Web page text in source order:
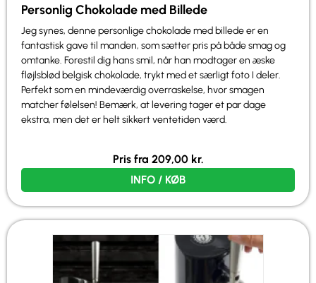
Personlig Chokolade med Billede
Jeg synes, denne personlige chokolade med billede er en
fantastisk gave til manden, som sætter pris på både smag og
omtanke. Forestil dig hans smil, når han modtager en æske
fløjlsblød belgisk chokolade, trykt med et særligt foto I deler.
Perfekt som en mindeværdig overraskelse, hvor smagen
matcher følelsen! Bemærk, at levering tager et par dage
ekstra, men det er helt sikkert ventetiden værd.
Pris fra 209,00 kr.
INFO / KØB